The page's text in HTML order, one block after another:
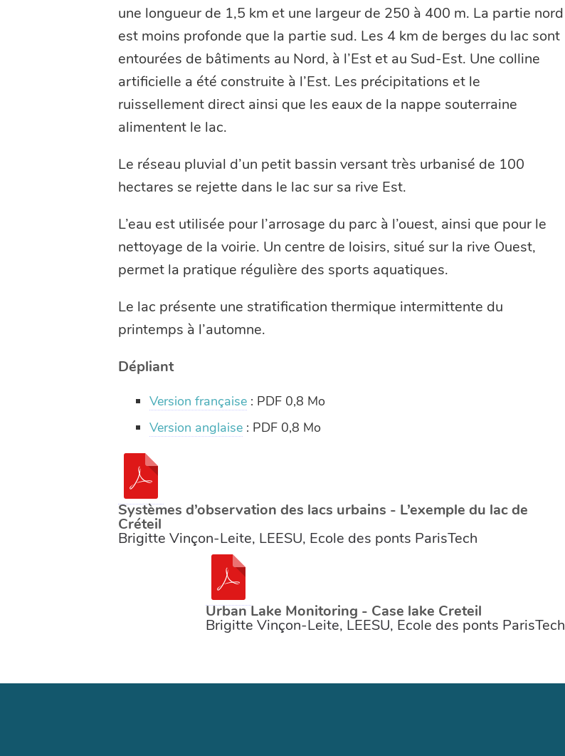
une longueur de 1,5 km et une largeur de 250 à 400 m. La partie nord
est moins profonde que la partie sud. Les 4 km de berges du lac sont
entourées de bâtiments au Nord, à l’Est et au Sud-Est. Une colline
artificielle a été construite à l’Est. Les précipitations et le
ruissellement direct ainsi que les eaux de la nappe souterraine
alimentent le lac.
Le réseau pluvial d’un petit bassin versant très urbanisé de 100
hectares se rejette dans le lac sur sa rive Est.
L’eau est utilisée pour l’arrosage du parc à l’ouest, ainsi que pour le
nettoyage de la voirie. Un centre de loisirs, situé sur la rive Ouest,
permet la pratique régulière des sports aquatiques.
Le lac présente une stratification thermique intermittente du
printemps à l’automne.
Dépliant
Version française: PDF 0,8 Mo
Version anglaise: PDF 0,8 Mo
Systèmes d’observation des lacs urbains - L’exemple du lac de
Créteil
Brigitte Vinçon-Leite, LEESU, Ecole des ponts ParisTech
Urban Lake Monitoring - Case lake Creteil
Brigitte Vinçon-Leite, LEESU, Ecole des ponts ParisTech